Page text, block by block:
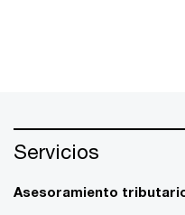
Servicios
Asesoramiento